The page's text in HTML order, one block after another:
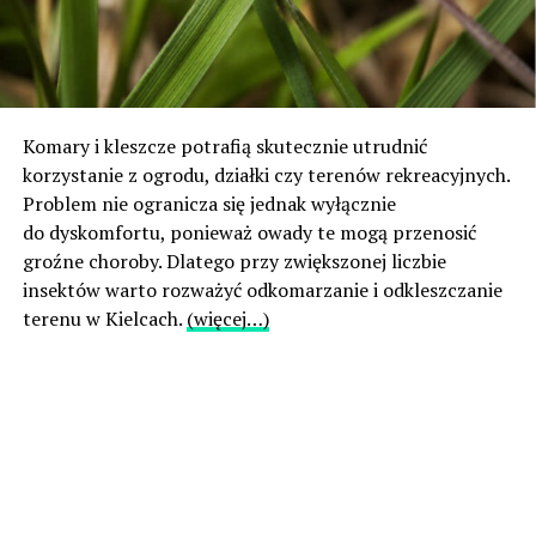
Komary i kleszcze potrafią skutecznie utrudnić
korzystanie z ogrodu, działki czy terenów rekreacyjnych.
Problem nie ogranicza się jednak wyłącznie
do dyskomfortu, ponieważ owady te mogą przenosić
groźne choroby. Dlatego przy zwiększonej liczbie
insektów warto rozważyć odkomarzanie i odkleszczanie
terenu w Kielcach. (więcej…)